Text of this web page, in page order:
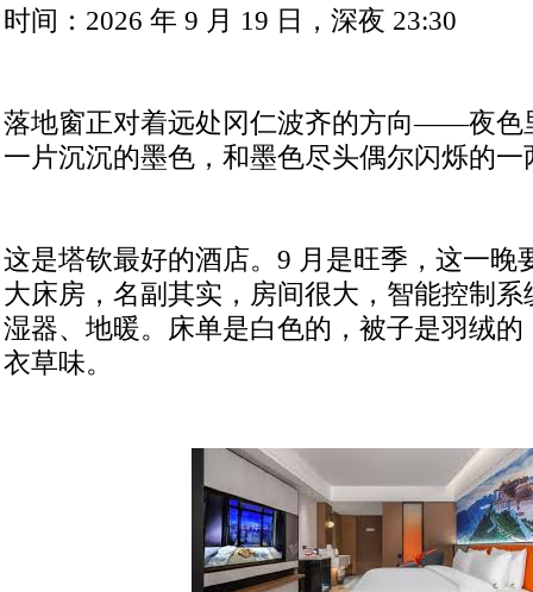
时间： 2026 年 9 月 19 日，深夜 23:30
落地窗正对着远处冈仁波齐的方向——夜色
一片沉沉的墨色，和墨色尽头偶尔闪烁的一
这是塔钦最好的酒店。 9 月是旺季，这一晚
大床房，名副其实，房间很大，智能控制
湿器、地暖。床单是白色的，被子是羽绒
衣草味。